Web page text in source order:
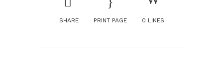
SHARE PRINT PAGE 0 LIKES